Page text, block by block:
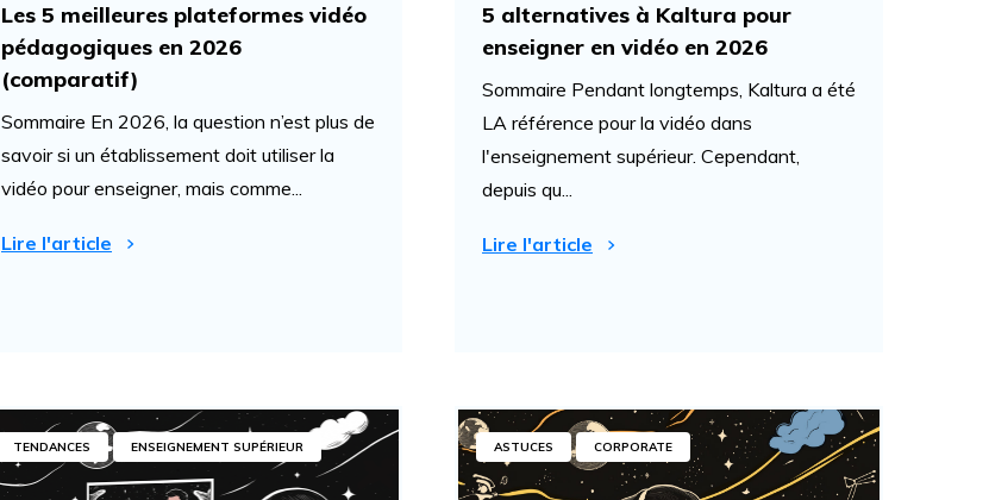
Les 5 meilleures plateformes vidéo
pédagogiques en 2026
(comparatif)
Sommaire En 2026, la question n’est plus de
savoir si un établissement doit utiliser la
vidéo pour enseigner, mais comme...
Lire l'article
5 alternatives à Kaltura pour
enseigner en vidéo en 2026
Sommaire Pendant longtemps, Kaltura a été
LA référence pour la vidéo dans
l'enseignement supérieur. Cependant,
depuis qu...
Lire l'article
TENDANCES ENSEIGNEMENT SUPÉRIEUR ASTUCES CORPORATE